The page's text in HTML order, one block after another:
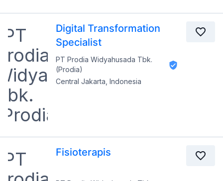
Digital Transformation
Specialist
PT Prodia Widyahusada Tbk.
(Prodia)
Central Jakarta, Indonesia
Fisioterapis